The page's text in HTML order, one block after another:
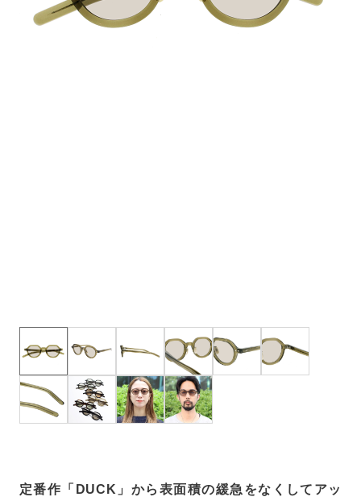
定番作「DUCK」から表面積の緩急をなくしてアッ